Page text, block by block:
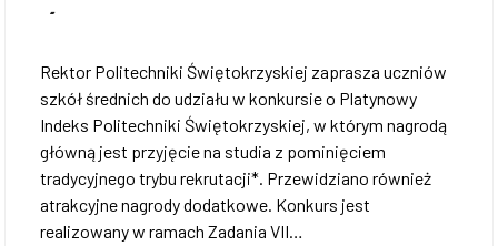
Rektor Politechniki Świętokrzyskiej zaprasza uczniów
szkół średnich do udziału w konkursie o Platynowy
Indeks Politechniki Świętokrzyskiej, w którym nagrodą
główną jest przyjęcie na studia z pominięciem
tradycyjnego trybu rekrutacji*. Przewidziano również
atrakcyjne nagrody dodatkowe. Konkurs jest
realizowany w ramach Zadania VII…
Sklep PŚk
Kontakt